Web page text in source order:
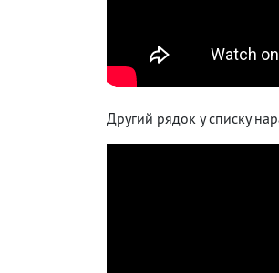
Другий рядок у списку